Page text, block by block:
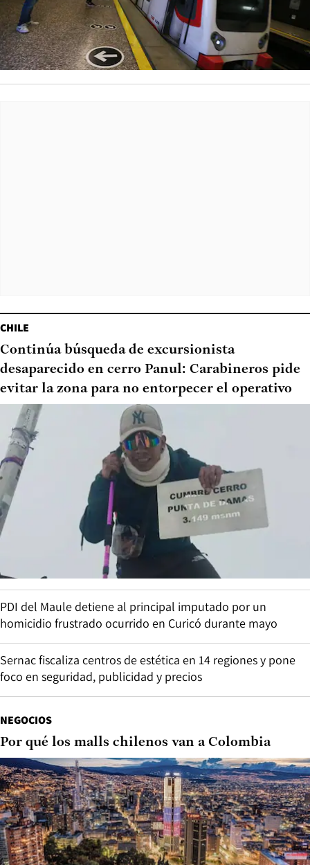
CHILE
Continúa búsqueda de excursionista
desaparecido en cerro Panul: Carabineros pide
evitar la zona para no entorpecer el operativo
PDI del Maule detiene al principal imputado por un
homicidio frustrado ocurrido en Curicó durante mayo
Sernac fiscaliza centros de estética en 14 regiones y pone
foco en seguridad, publicidad y precios
NEGOCIOS
Por qué los malls chilenos van a Colombia